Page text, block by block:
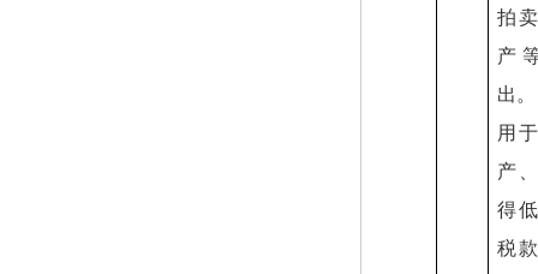
拍
产
出。
用
产
得
税